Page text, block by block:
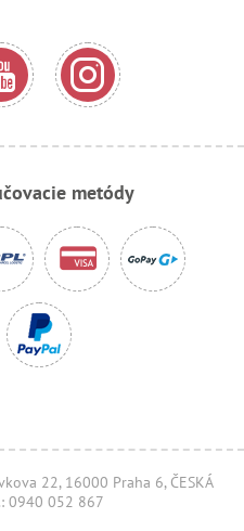
metódy
22, 16000 Praha 6, ČESKÁ
0940 052 867